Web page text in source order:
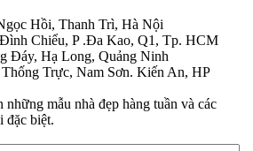
Hồi, Thanh Trì, Hà Nội
Chiểu, P .Đa Kao, Q1, Tp. HCM
Đáy, Hạ Long, Quảng Ninh
Thống Trực, Nam Sơn. Kiến An, HP
mẫu nhà đẹp hàng tuần và các
đặc biệt.